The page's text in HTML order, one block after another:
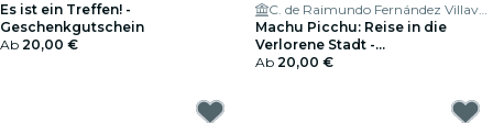
Es ist ein Treffen! -
Geschenkgutschein
Ab 20,00 €
C. de Raimundo Fernández Villaverde, 57
Machu Picchu: Reise in die
Verlorene Stadt -
Geschenkgutschein
Ab 20,00 €